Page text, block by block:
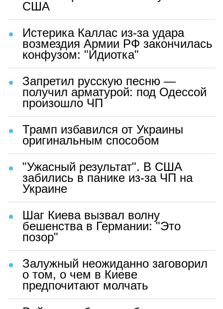
США
Истерика Каллас из-за удара
возмездия Армии РФ закончилась
конфузом: "Идиотка"
Запретил русскую песню —
получил арматурой: под Одессой
произошло ЧП
Трамп избавился от Украины
оригинальным способом
"Ужасный результат". В США
забились в панике из-за ЧП на
Украине
Шаг Киева вызвал волну
бешенства в Германии: "Это
позор"
Залужный неожиданно заговорил
о том, о чем в Киеве
предпочитают молчать